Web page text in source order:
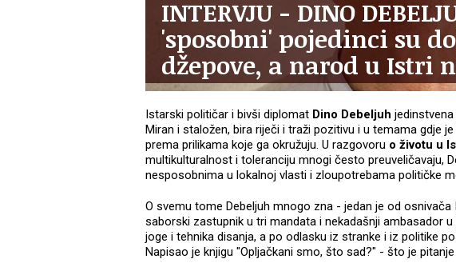
INTERVJU - DINO
'sposobni' pojedinci su
džepove, a narod u Istri
Istarski političar i bivši diplomat Dino Debeljuh
Miran i staložen, bira riječi i traži pozitivu i u temama gdje
prema prilikama koje ga okružuju. U razgovoru o životu u
multikulturalnost i toleranciju mnogi često preuveličavaju,
nesposobnima u lokalnoj vlasti i zloupotrebama političke
O svemu tome Debeljuh mnogo zna - jedan je od
saborski zastupnik u tri mandata i nekadašnji ambasador
joge i tehnika disanja, a po odlasku iz stranke i iz politike
Napisao je knjigu "Opljačkani smo, što sad?" - što je